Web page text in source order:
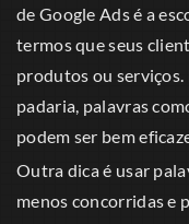
de Google Ads é a
termos que seus
produtos ou serviços.
padaria, palavras
podem ser bem
Outra dica é usar
menos concorridas e